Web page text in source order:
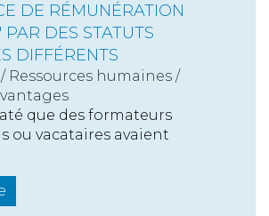
DE RÉMUNÉRATION
PAR DES STATUTS
DIFFÉRENTS
/ Ressources humaines /
que des formateurs
ou vacataires avaient